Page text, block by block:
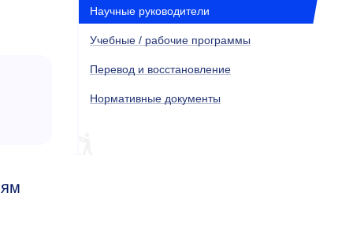
Научные руководители
Учебные / рабочие программы
Перевод и восстановление
Нормативные документы